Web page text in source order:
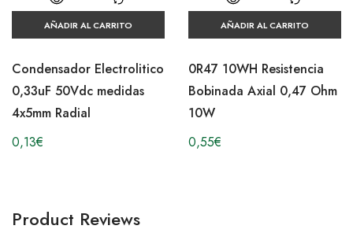
AÑADIR AL CARRITO
Condensador Electrolitico
0,33uF 50Vdc medidas
4x5mm Radial
0,13€
AÑADIR AL CARRITO
0R47 10WH Resistencia
Bobinada Axial 0,47 Ohm
10W
0,55€
Product Reviews